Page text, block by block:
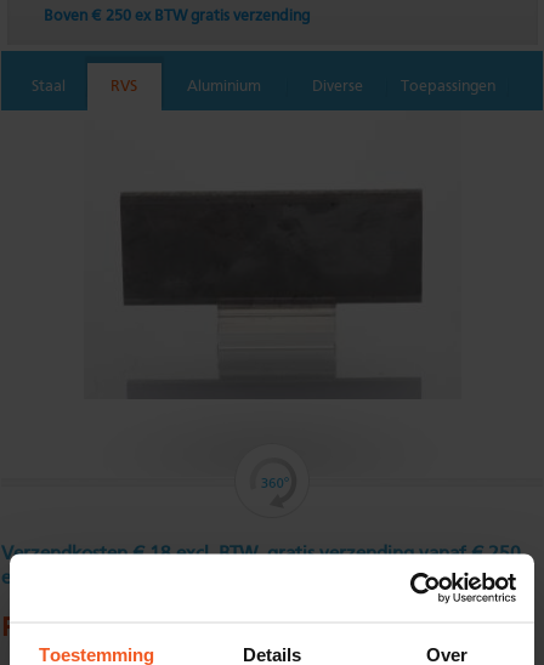
Toestemming Details Over
Boven € 250 ex BTW gratis verzending
Staal RVS Aluminium Diverse Toepassingen
Verzendkosten € 18 excl. BTW, gratis verzending vanaf € 250
excl. BTW
Platstaf, roestvast, geslit 80 x 8 mm